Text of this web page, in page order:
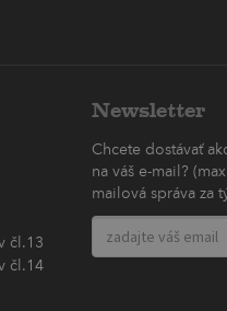
čl.13
čl.14
Newsletter
Chcete dostávať
na váš e-mail?
mailová správa za